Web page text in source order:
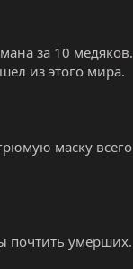
за 10
из этого мира.
маску
почтить